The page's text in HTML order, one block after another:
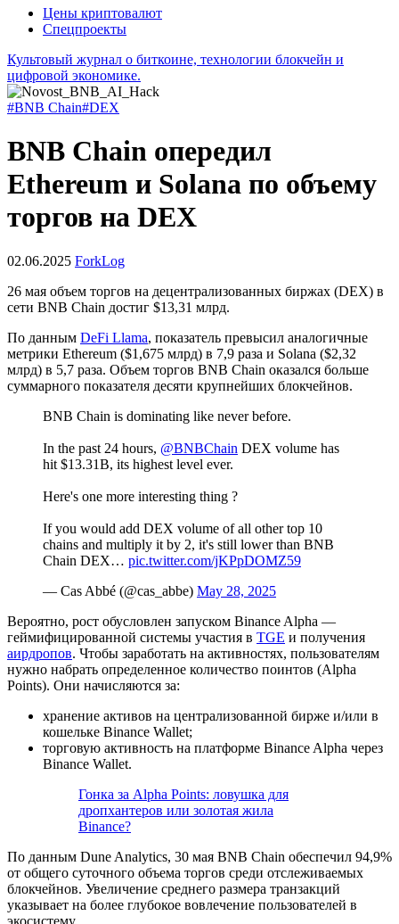
Цены криптовалют
Спецпроекты
Культовый журнал о биткоине, технологии блокчейн и
цифровой экономике.
#BNB Chain#DEX
BNB Chain опередил
Ethereum и Solana по объему
торгов на DEX
02.06.2025 ForkLog
26 мая объем торгов на децентрализованных биржах (DEX) в
сети BNB Chain достиг $13,31 млрд.
По данным DeFi Llama, показатель превысил аналогичные
метрики Ethereum ($1,675 млрд) в 7,9 раза и Solana ($2,32
млрд) в 5,7 раза. Объем торгов BNB Chain оказался больше
суммарного показателя десяти крупнейших блокчейнов.
BNB Chain is dominating like never before.
In the past 24 hours, @BNBChain DEX volume has
hit $13.31B, its highest level ever.
Here's one more interesting thing ?
If you would add DEX volume of all other top 10
chains and multiply it by 2, it's still lower than BNB
Chain DEX… pic.twitter.com/jKPpDOMZ59
— Cas Abbé (@cas_abbe) May 28, 2025
Вероятно, рост обусловлен запуском Binance Alpha ―
геймифицированной системы участия в TGE и получения
аирдропов. Чтобы заработать на активностях, пользователям
нужно набрать определенное количество поинтов (Alpha
Points). Они начисляются за:
хранение активов на централизованной бирже и/или в
кошельке Binance Wallet;
торговую активность на платформе Binance Alpha через
Binance Wallet.
Гонка за Alpha Points: ловушка для
дропхантеров или золотая жила
Binance?
По данным Dune Analytics, 30 мая BNB Chain обеспечил 94,9%
от общего суточного объема торгов среди отслеживаемых
блокчейнов. Увеличение среднего размера транзакций
указывает на более глубокое вовлечение пользователей в
экосистему.